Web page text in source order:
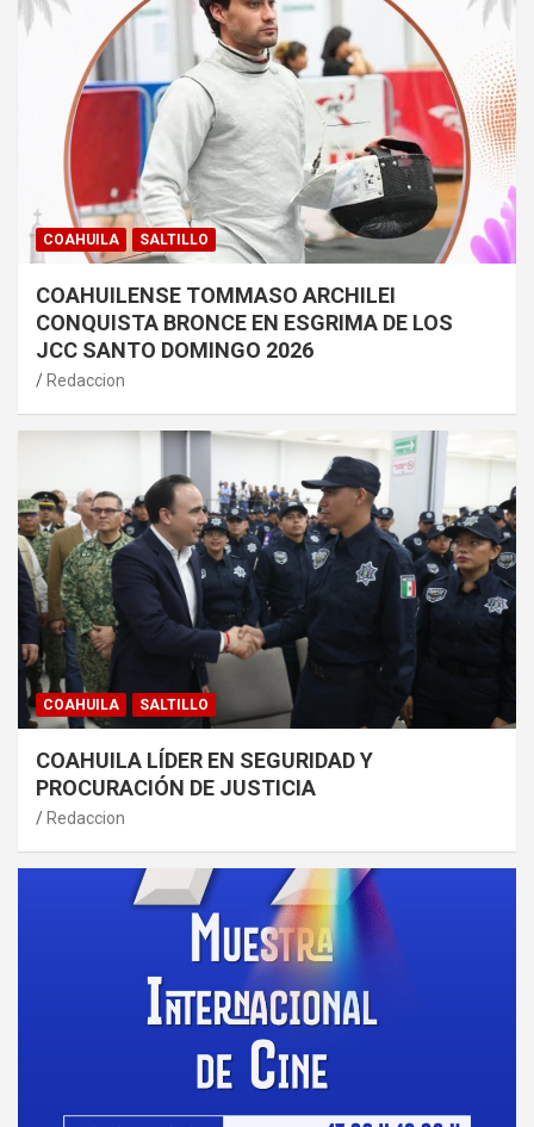
COAHUILA SALTILLO
COAHUILENSE TOMMASO ARCHILEI
CONQUISTA BRONCE EN ESGRIMA DE LOS
JCC SANTO DOMINGO 2026
Redaccion
COAHUILA SALTILLO
COAHUILA LÍDER EN SEGURIDAD Y
PROCURACIÓN DE JUSTICIA
Redaccion